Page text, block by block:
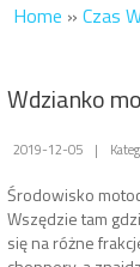
Home » Czas
Wdzianko
2019-12-05 |
Środowisko
Wszędzie tam
się na różne